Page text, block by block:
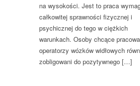
na wysokości. Jest to praca
całkowitej sprawności fizycznej i
psychicznej do tego w ciężkich
warunkach. Osoby chcące
operatorzy wózków widłowych
zobligowani do pozytywnego […]